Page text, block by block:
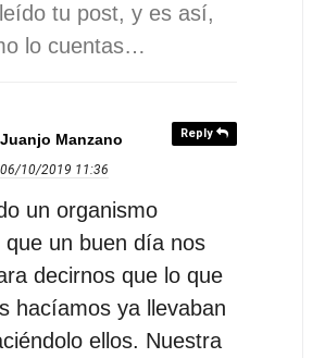
tu post, y es así,
lo cuentas…
Reply
Juanjo Manzano
06/10/2019 11:36
un organismo
que un buen día nos
decirnos que lo que
hacíamos ya llevaban
ellos. Nuestra